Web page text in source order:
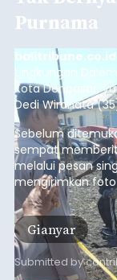
Purnama
Lingkungan
Kota Denpasar,
Dedi Wiranata
pesisir Pantai
Sebelum
sempat
melalui pesan
mengirimkan
istrinya.
Gianyar
Submitted by